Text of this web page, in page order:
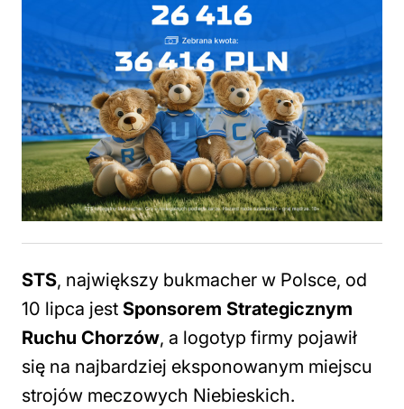
STS, największy bukmacher w Polsce, od
10 lipca jest Sponsorem Strategicznym
Ruchu Chorzów, a logotyp firmy pojawił
się na najbardziej eksponowanym miejscu
strojów meczowych Niebieskich.